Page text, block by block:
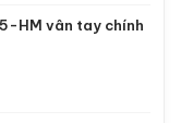
HM vân tay chính